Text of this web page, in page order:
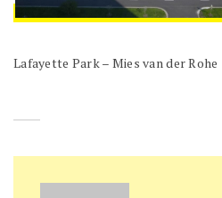
Lafayette Park – Mies van der Rohe